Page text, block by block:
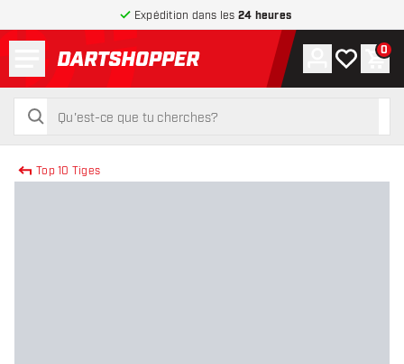
Expédition dans les 24 heures
retour à la page d’accueil
rechercher
rechercher
Compte
Ma liste0
Top 10 Tiges